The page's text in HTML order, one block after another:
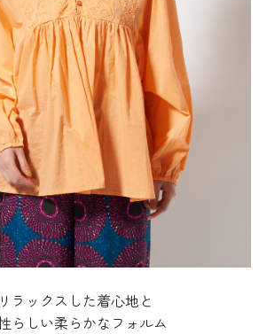
リラックスした着心地と
らしい柔らかなフォルム